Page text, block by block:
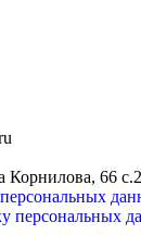
66
персональных